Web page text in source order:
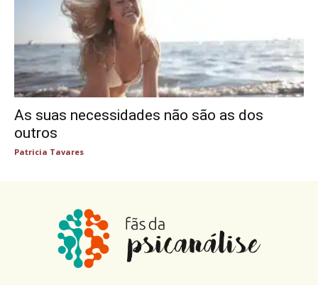
As suas necessidades não são as dos
outros
Patricia Tavares